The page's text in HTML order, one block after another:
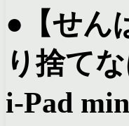
●【せん
り捨て
i-Pad